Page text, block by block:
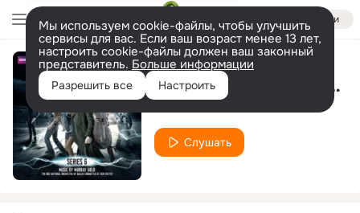
Войти
Мы используем cookie-файлы, чтобы улучшить
сервисы для вас. Если ваш возраст менее 13 лет,
настроить cookie-файлы должен ваш законный
представитель. Больше информации
Разрешить все Настроить The Wedding Of River Song (5
Слушать